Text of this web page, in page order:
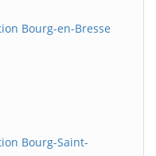
Bourg-en-Bresse
Bourg-Saint-